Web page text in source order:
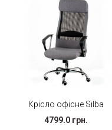
Крісло офісне Silba
4799.0 грн.